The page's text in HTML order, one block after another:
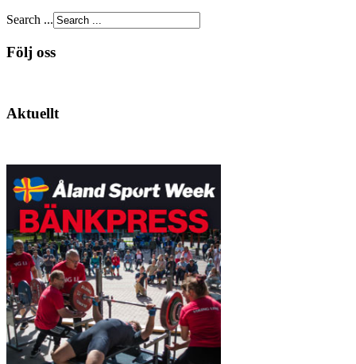
Search ...
Följ oss
Aktuellt